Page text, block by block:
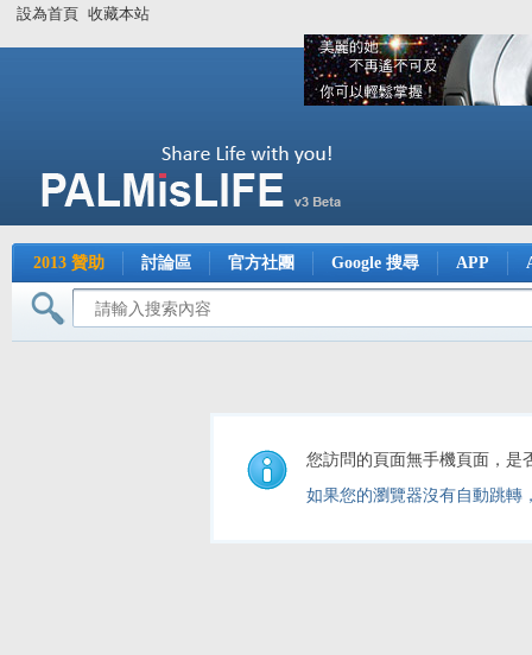
設為首頁 收藏本站
2013 贊助 討論區 官方社團 Google 搜尋 APP
您訪問的頁面無手機頁面，是
如果您的瀏覽器沒有自動跳轉